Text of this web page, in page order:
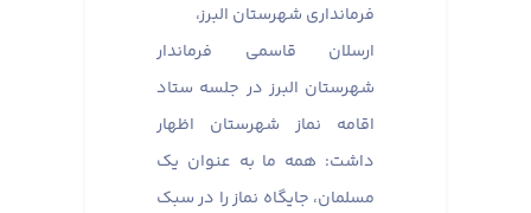
فرمانداری شهرستان البرز،
ارسلان قاسمی فرماندار
شهرستان البرز در جلسه ستاد
اقامه نماز شهرستان اظهار
داشت: همه ما به عنوان یک
مسلمان، جایگاه نماز را در سبک